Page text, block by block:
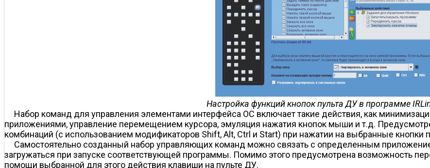
Настройка функций кнопок пульта ДУ в программе
Набор команд для управления элементами интерфейса ОС включает такие действия, как
приложениями, управление перемещением курсора, эмуляция нажатия кнопок мыши и т.д.
комбинаций (с использованием модификаторов Shift, Alt, Ctrl и Start) при нажатии на выбранные кнопки
Самостоятельно созданный набор управляющих команд можно связать с определенным
загружаться при запуске соответствующей программы. Помимо этого предусмотрена возможность
помощи выбранной для этого действия клавиши на пульте ДУ.